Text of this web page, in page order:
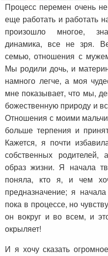
Процесс перемен очень
еще работать и работать
произошло многое,
динамика, все не зря.
семью, отношения с
Мы родили дочь, и
намного легче, а моя
мне показывает, что мы,
божественную природу и
Отношения с моими
больше терпения и
Кажется, я почти
собственных
образ жизни. Я начала
поняла, кто я, и чем
предназначение; я
пока в процессе, но
он вокруг и во всем, и
окрыляет!
И я хочу сказать